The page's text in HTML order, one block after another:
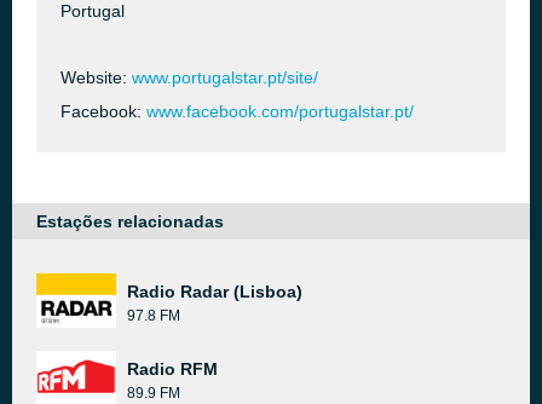
Portugal
Website: www.portugalstar.pt/site/
Facebook: www.facebook.com/portugalstar.pt/
Estações relacionadas
Radio Radar (Lisboa)
97.8 FM
Radio RFM
89.9 FM